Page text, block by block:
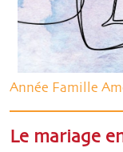
Année Famille
Le mariage